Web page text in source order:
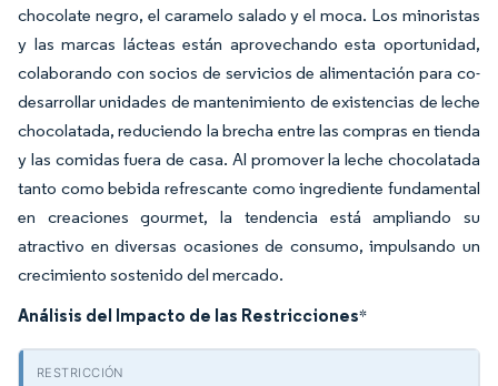
chocolate negro, el caramelo salado y el moca. Los minoristas
y las marcas lácteas están aprovechando esta oportunidad,
colaborando con socios de servicios de alimentación para co-
desarrollar unidades de mantenimiento de existencias de leche
chocolatada, reduciendo la brecha entre las compras en tienda
y las comidas fuera de casa. Al promover la leche chocolatada
tanto como bebida refrescante como ingrediente fundamental
en creaciones gourmet, la tendencia está ampliando su
atractivo en diversas ocasiones de consumo, impulsando un
crecimiento sostenido del mercado.
Análisis del Impacto de las Restricciones*